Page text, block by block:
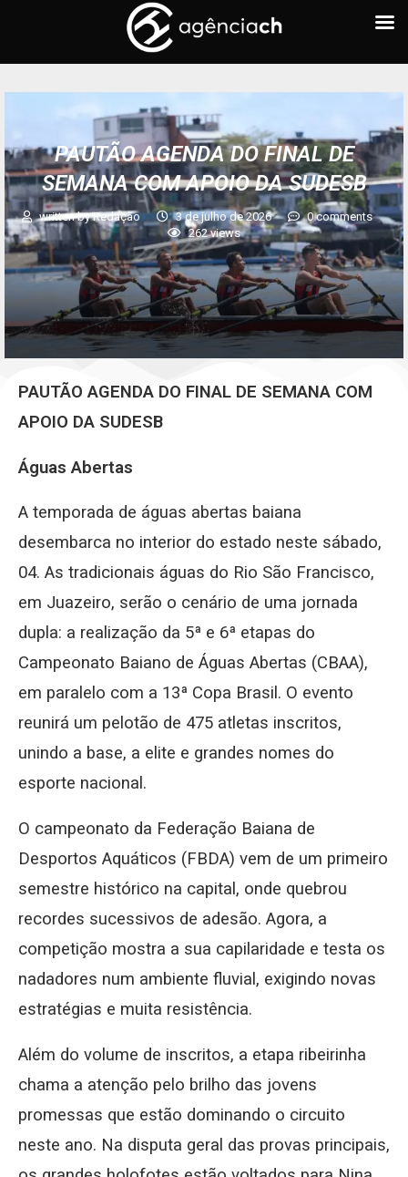
PAUTÃO AGENDA DO FINAL DE
SEMANA COM APOIO DA SUDESB
written byRedação 3 de julho de 2026
0 comments
262views
PAUTÃO AGENDA DO FINAL DE SEMANA COM
APOIO DA SUDESB
Águas Abertas
A temporada de águas abertas baiana
desembarca no interior do estado neste sábado,
04. As tradicionais águas do Rio São Francisco,
em Juazeiro, serão o cenário de uma jornada
dupla: a realização da 5ª e 6ª etapas do
Campeonato Baiano de Águas Abertas (CBAA),
em paralelo com a 13ª Copa Brasil. O evento
reunirá um pelotão de 475 atletas inscritos,
unindo a base, a elite e grandes nomes do
esporte nacional.
O campeonato da Federação Baiana de
Desportos Aquáticos (FBDA) vem de um primeiro
semestre histórico na capital, onde quebrou
recordes sucessivos de adesão. Agora, a
competição mostra a sua capilaridade e testa os
nadadores num ambiente fluvial, exigindo novas
estratégias e muita resistência.
Além do volume de inscritos, a etapa ribeirinha
chama a atenção pelo brilho das jovens
promessas que estão dominando o circuito
neste ano. Na disputa geral das provas principais,